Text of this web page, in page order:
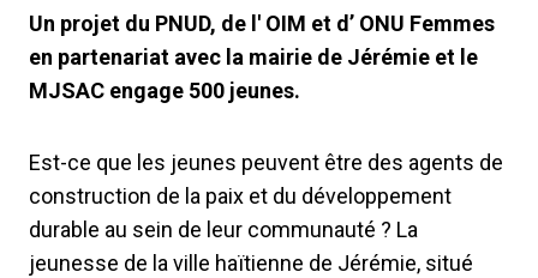
Un projet du PNUD, de l' OIM et d’ ONU Femmes
en partenariat avec la mairie de Jérémie et le
MJSAC engage 500 jeunes.
Est-ce que les jeunes peuvent être des agents de
construction de la paix et du développement
durable au sein de leur communauté ? La
jeunesse de la ville haïtienne de Jérémie, situé